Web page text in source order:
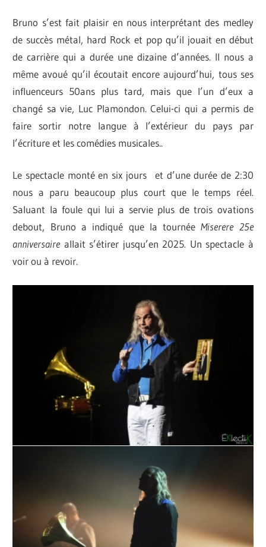
Bruno s’est fait plaisir en nous interprétant des medley
de succès métal, hard Rock et pop qu’il jouait en début
de carrière qui a durée une dizaine d’années. Il nous a
même avoué qu’il écoutait encore aujourd’hui, tous ses
influenceurs 50ans plus tard, mais que l’un d’eux a
changé sa vie, Luc Plamondon. Celui-ci qui a permis de
faire sortir notre langue à l’extérieur du pays par
l’écriture et les comédies musicales..
Le spectacle monté en six jours et d’une durée de 2:30
nous a paru beaucoup plus court que le temps réel.
Saluant la foule qui lui a servie plus de trois ovations
debout, Bruno a indiqué que la tournéeMiserere 25e
anniversaireallait s’étirer jusqu’en 2025. Un spectacle à
voir ou à revoir.